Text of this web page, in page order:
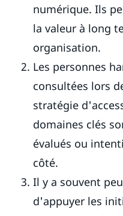
numérique. Ils
la valeur à long
organisation.
Les personnes
consultées lors
stratégie
domaines clés
évalués ou
côté.
Il y a souvent
d'appuyer les